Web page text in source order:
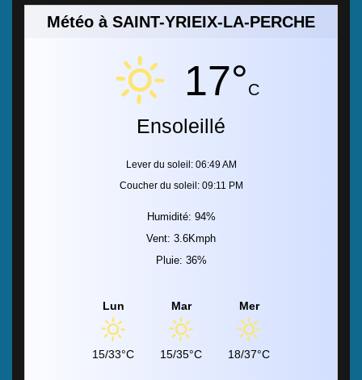
Météo à SAINT-YRIEIX-LA-PERCHE
17°C
Ensoleillé
Lever du soleil: 06:49 AM
Coucher du soleil: 09:11 PM
Humidité: 94%
Vent: 3.6Kmph
Pluie: 36%
Lun
15/33°C
Mar
15/35°C
Mer
18/37°C